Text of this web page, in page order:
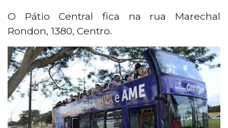
O Pátio Central fica na rua Marechal
Rondon, 1380, Centro.